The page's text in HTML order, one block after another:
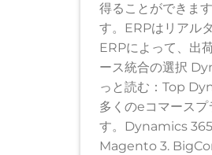
得ることができま
す。ERPはリアル
ERPによって、出
ース統合の選択
っと読む：Top
多くのeコマース
す。Dynamics 365
Magento 3.